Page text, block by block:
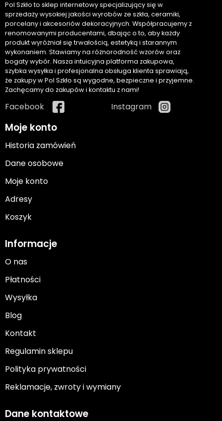
Pol Szkło to sklep internetowy specjalizujący się w
sprzedaży wysokiej jakości wyrobów ze szkła, ceramiki,
porcelany i akcesoriów dekoracyjnych. Współpracujemy z
renomowanymi producentami, dbając o to, aby każdy
produkt wyróżniał się trwałością, estetyką i starannym
wykonaniem. Stawiamy na różnorodność wzorów oraz
bogaty wybór. Nasza intuicyjna platforma zakupowa,
szybka wysyłka i profesjonalna obsługa klienta sprawiają,
że zakupy w Pol Szkło są wygodne, bezpieczne i przyjemne.
Zachęcamy do zakupów i kontaktu z nami!
Facebook Instagram
Moje konto
Historia zamówień
Dane osobowe
Moje konto
Adresy
Koszyk
Informacje
O nas
Płatności
Wysyłka
Blog
Kontakt
Regulamin sklepu
Polityka prywatności
Reklamacje, zwroty i wymiany
Dane kontaktowe